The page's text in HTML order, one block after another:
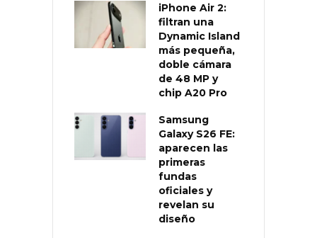
iPhone Air 2:
filtran una
Dynamic Island
más pequeña,
doble cámara
de 48 MP y
chip A20 Pro
Samsung
Galaxy S26 FE:
aparecen las
primeras
fundas
oficiales y
revelan su
diseño